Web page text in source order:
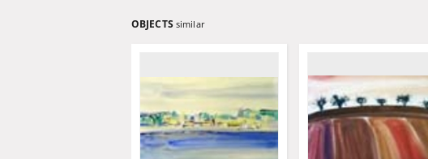
OBJECTS similar